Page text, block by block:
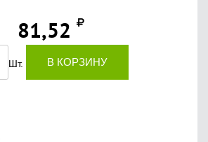
81,52
Шт. В КОРЗИНУ